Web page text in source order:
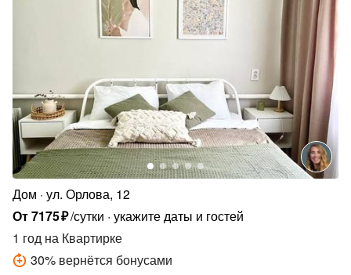
Дом ул. Орлова, 12
От7175₽/сутки укажите даты и гостей
1 год на Квартирке
30% вернётся бонусами